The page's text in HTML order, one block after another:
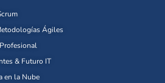
Ágiles
& Futuro IT
en la Nube